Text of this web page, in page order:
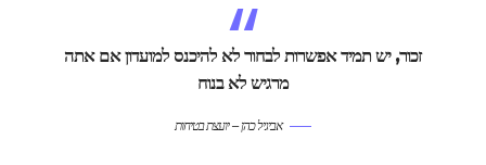
זכור, יש תמיד אפשרות לבחור לא להיכנס למועדון אם אתה
מרגיש לא בנוח
אביגיל כהן – יועצת בטיחות